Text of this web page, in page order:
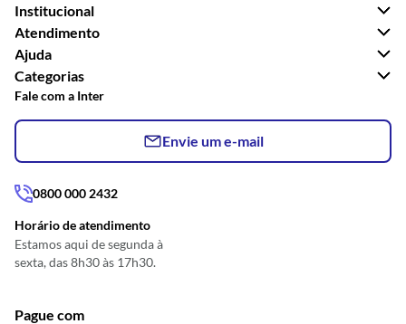
Institucional
Atendimento
Ajuda
Categorias
Fale com a Inter
Envie um e-mail
0800 000 2432
Horário de atendimento
Estamos aqui de segunda à
sexta, das 8h30 às 17h30.
Pague com